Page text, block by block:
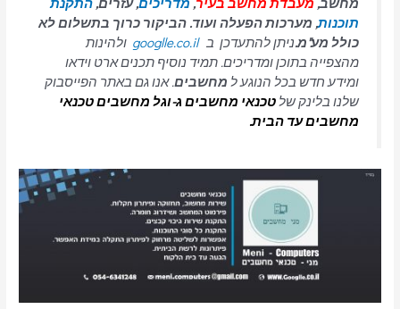
תוכנות, מערכות הפעלה ועוד. הביקור כרוך בתשלום לא
כולל מע"מ.ניתן להתעדכן בgooglle.co.il ולהינות
מהצפייה בתוכן ומדריכים. תמיד נוסיף תכנים ארט וידאו
ומידע חדש בכל הנוגע ל מחשבים. אנו גם באתר הפייסבוק
שלנו בלינק שלטכנאי מחשבים ג-וגל מחשבים טכנאי
מחשבים עד הבית.